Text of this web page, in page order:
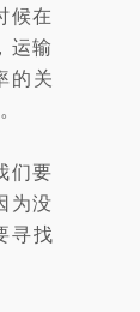
候在
运输
的关
们要
为没
寻找